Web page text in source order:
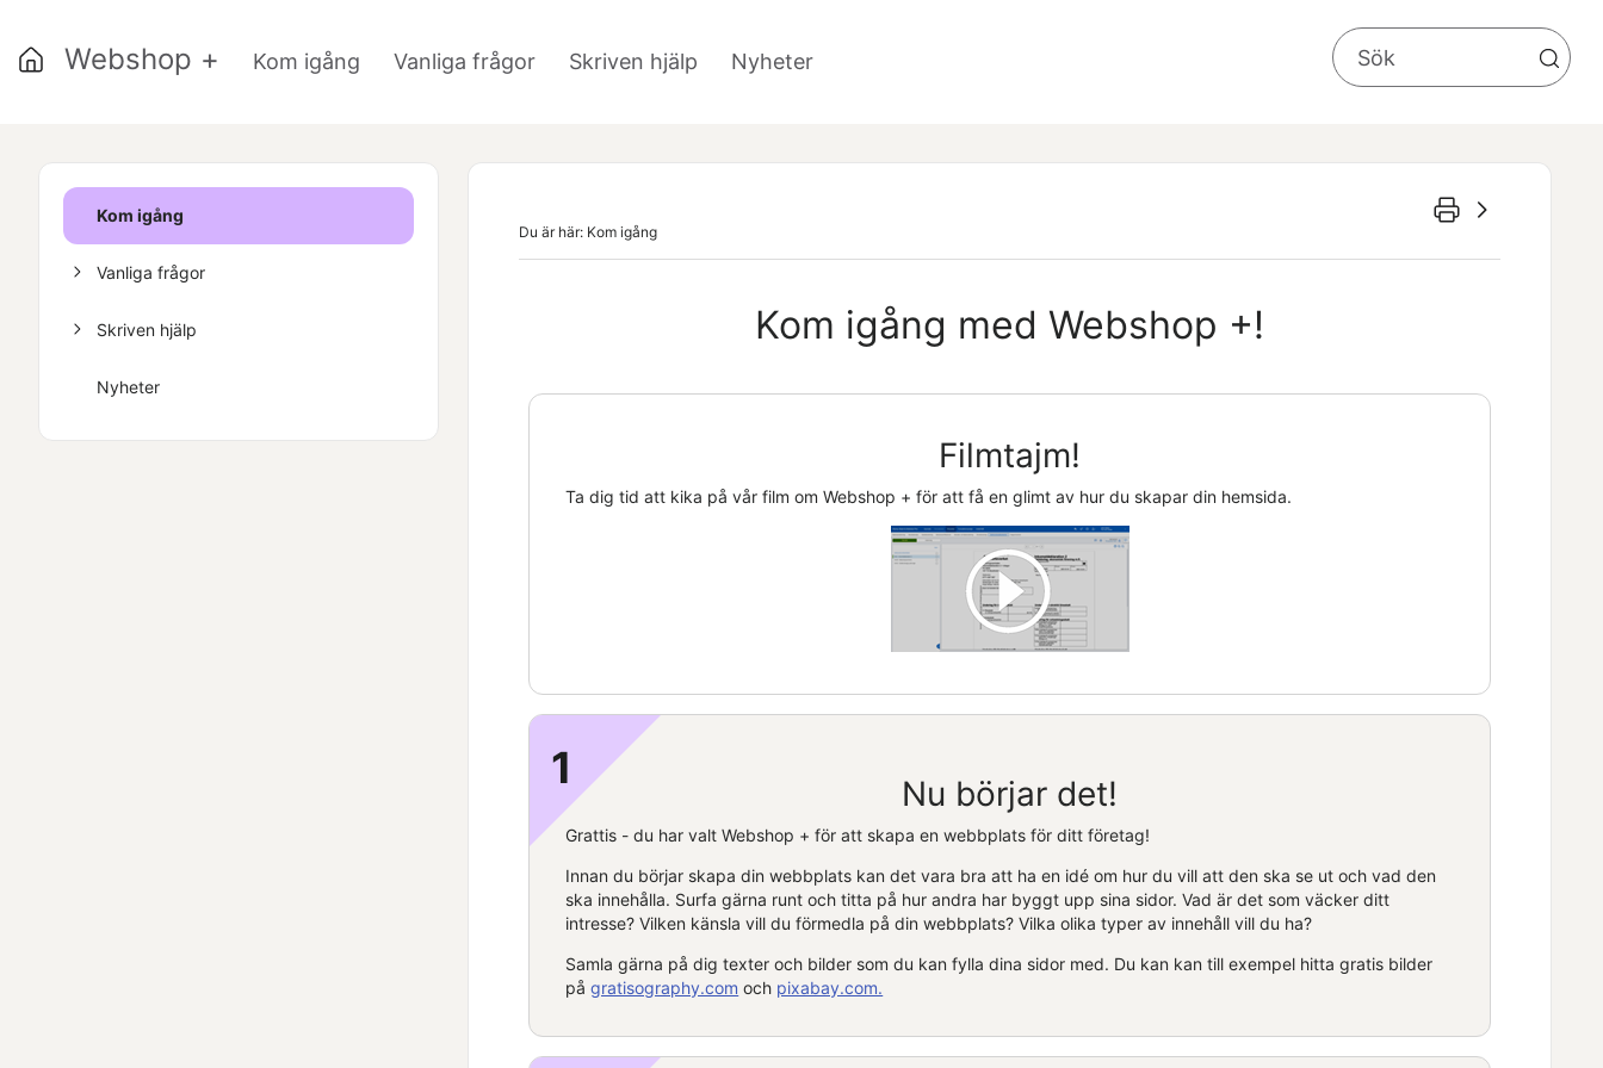
Kom igång Vanliga frågor Skriven hjälp Nyheter
Webshop +
Kom igång
Vanliga frågor
Skriven hjälp
Nyheter
Du är här: Kom igång
Kom igång medWebshop +!
Filmtajm!
Ta dig tid att kika på vår film omWebshop + för att få en glimt av hur du skapar din hemsida.
1 Nu börjar det!
Grattis - du har valtWebshop + för att skapa en webbplats för ditt företag!
Innan du börjar skapa din webbplats kan det vara bra att ha en idé om hur du vill att den ska se ut och vad den
ska innehålla. Surfa gärna runt och titta på hur andra har byggt upp sina sidor. Vad är det som väcker ditt
intresse? Vilken känsla vill du förmedla på din webbplats? Vilka olika typer av innehåll vill du ha?
Samla gärna på dig texter och bilder som du kan fylla dina sidor med. Du kan kan till exempel hitta gratis bilder
pågratisography.com och pixabay.com.